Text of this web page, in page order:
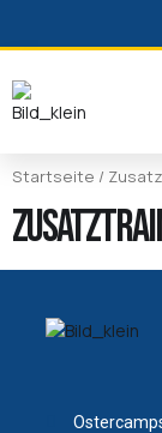
Startseite /